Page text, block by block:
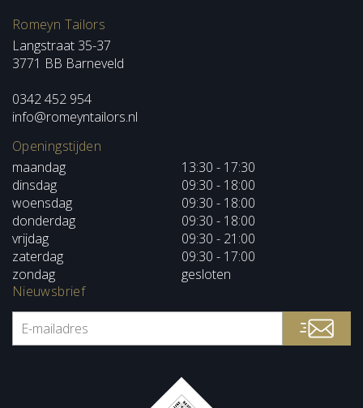
Romeyn Tailors
Langstraat 35-37
3771 BB Barneveld
0342 452 954
info@romeyntailors.nl
Openingstijden
maandag
13:30 - 17:30
dinsdag
09:30 - 18:00
woensdag
09:30 - 18:00
donderdag
09:30 - 18:00
vrijdag
09:30 - 21:00
zaterdag
09:30 - 17:00
zondag
gesloten
Nieuwsbrief